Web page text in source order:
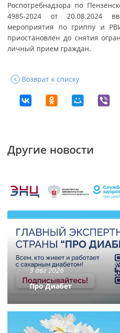
Роспотребнадзора по
4985-2024 от 20.08.2024
мероприятия по гриппу и
приостановлен до снятия
личный прием граждан.
Возврат к списку
Другие новости
3 авг 2026
Про Диабет